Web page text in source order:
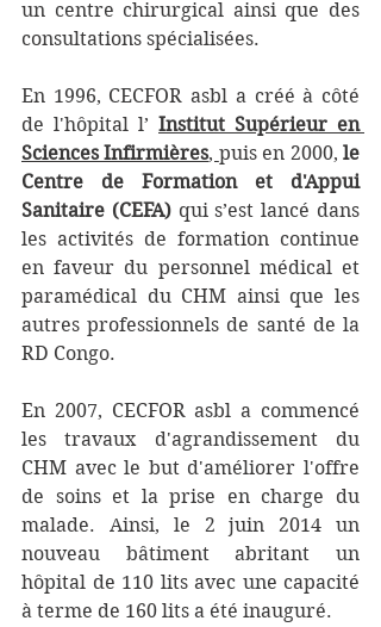
un centre chirurgical ainsi que des
consultations spécialisées.
En 1996, CECFOR asbl a créé à côté
de l'hôpital l’ Institut Supérieur en
Sciences Infirmières, puis en 2000, le
Centre de Formation et d'Appui
Sanitaire (CEFA) qui s’est lancé dans
les activités de formation continue
en faveur du personnel médical et
paramédical du CHM ainsi que les
autres professionnels de santé de la
RD Congo.
En 2007, CECFOR asbl a commencé
les travaux d'agrandissement du
CHM avec le but d'améliorer l'offre
de soins et la prise en charge du
malade. Ainsi, le 2 juin 2014 un
nouveau bâtiment abritant un
hôpital de 110 lits avec une capacité
à terme de 160 lits a été inauguré.